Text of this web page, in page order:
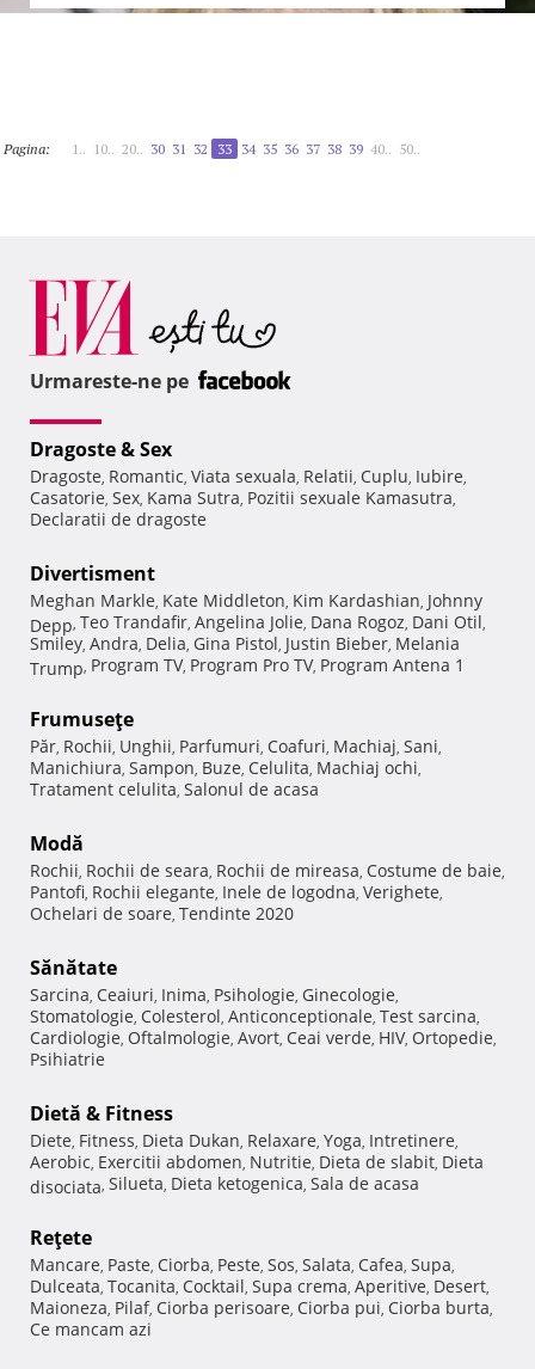
Pagina: 1.. 10.. 20.. 30 31 32 33 34 35 36 37 38 39 40.. 50..
Urmareste-ne pe
Dragoste & Sex
Dragoste, Romantic, Viata sexuala, Relatii, Cuplu, Iubire,
Casatorie, Sex, Kama Sutra, Pozitii sexuale Kamasutra,
Declaratii de dragoste
Divertisment
Meghan Markle, Kate Middleton, Kim Kardashian, Johnny
Depp, Teo Trandafir, Angelina Jolie, Dana Rogoz, Dani Otil,
Smiley, Andra, Delia, Gina Pistol, Justin Bieber, Melania
Trump, Program TV, Program Pro TV, Program Antena 1
Frumuseţe
Păr, Rochii, Unghii, Parfumuri, Coafuri, Machiaj, Sani,
Manichiura, Sampon, Buze, Celulita, Machiaj ochi,
Tratament celulita, Salonul de acasa
Modă
Rochii, Rochii de seara, Rochii de mireasa, Costume de baie,
Pantofi, Rochii elegante, Inele de logodna, Verighete,
Ochelari de soare, Tendinte 2020
Sănătate
Sarcina, Ceaiuri, Inima, Psihologie, Ginecologie,
Stomatologie, Colesterol, Anticonceptionale, Test sarcina,
Cardiologie, Oftalmologie, Avort, Ceai verde, HIV, Ortopedie,
Psihiatrie
Dietă & Fitness
Diete, Fitness, Dieta Dukan, Relaxare, Yoga, Intretinere,
Aerobic, Exercitii abdomen, Nutritie, Dieta de slabit, Dieta
disociata, Silueta, Dieta ketogenica, Sala de acasa
Reţete
Mancare, Paste, Ciorba, Peste, Sos, Salata, Cafea, Supa,
Dulceata, Tocanita, Cocktail, Supa crema, Aperitive, Desert,
Maioneza, Pilaf, Ciorba perisoare, Ciorba pui, Ciorba burta,
Ce mancam azi